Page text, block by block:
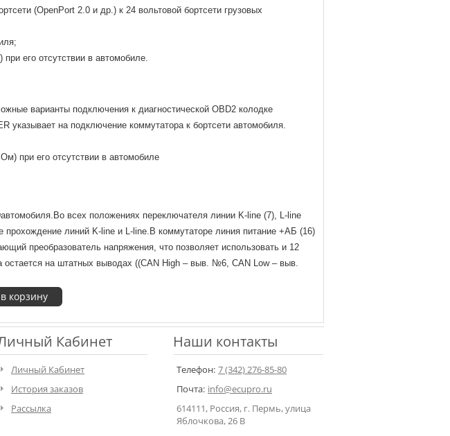
(OpenPort 2.0 и др.) к 24 вольтовой бортсети грузовых
его отсутствии в автомобиле.
варианты подключения к диагностической OBD2 колодке
указывает на подключение коммутатора к бортсети автомобиля.
при его отсутствии в автомобиле
всех положениях переключателя линии K-line (7), L-line
прохождение линий K-line и L-line.В коммутаторе линия питание +АБ (16)
преобразователь напряжения, что позволяет использовать и 12
на штатных выводах ((CAN High – выв. №6, CAN Low – выв.
Кабинет
Личный Кабинет
История заказов
Рассылка
Наши контакты
Телефон: 7 (342) 276-85-80
Почта: info@ecupro.ru
614111, Россия, г. Пермь, улица
Яблочкова, 26 В